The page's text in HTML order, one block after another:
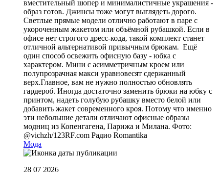
вместительный шопер и минималистичные украшения -
образ готов. Джинсы тоже могут выглядеть дорого.
Светлые прямые модели отлично работают в паре с
укороченным жакетом или объёмной рубашкой. Если в
офисе нет строгого дресс-кода, такой комплект станет
отличной альтернативой привычным брюкам. Ещё
один способ освежить офисную базу - юбка с
характером. Мини с асимметричным кроем или
полупрозрачная макси уравновесят сдержанный
верх.Главное, вам не нужно полностью обновлять
гардероб. Иногда достаточно заменить брюки на юбку с
принтом, надеть голубую рубашку вместо белой или
добавить жакет современного кроя. Потому что именно
эти небольшие детали отличают офисные образы
модниц из Копенгагена, Парижа и Милана. Фото:
@vichzh/123RF.com Радио Romantika
Мода
28 07 2026